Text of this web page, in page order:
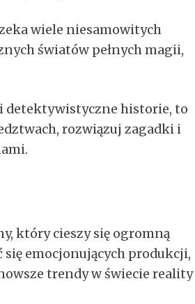
wiele niesamowitych
światów pełnych magii,
detektywistyczne historie, to
rozwiązuj zagadki i
który cieszy się ogromną
emocjonujących produkcji,
trendy w świecie reality